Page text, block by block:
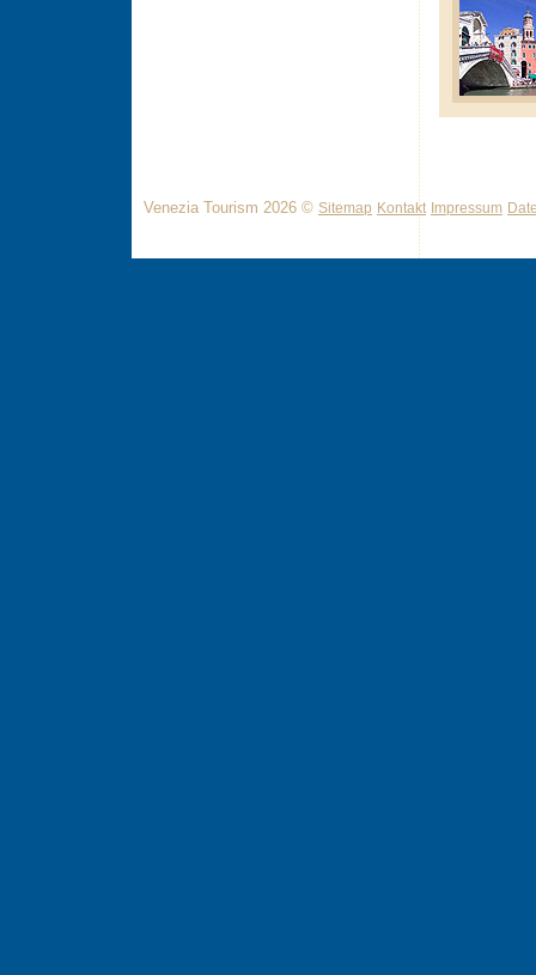
Venezia Tourism 2026 © Sitemap Kontakt Impressum